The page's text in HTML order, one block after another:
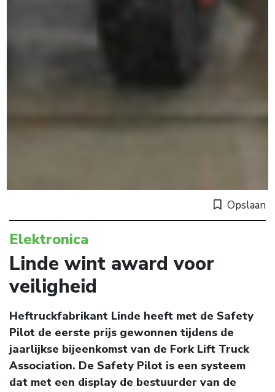
Opslaan
Elektronica
Linde wint award voor
veiligheid
Heftruckfabrikant Linde heeft met de Safety
Pilot de eerste prijs gewonnen tijdens de
jaarlijkse bijeenkomst van de Fork Lift Truck
Association. De Safety Pilot is een systeem
dat met een display de bestuurder van de